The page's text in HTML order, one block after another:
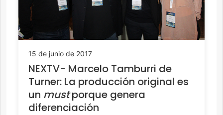
15 de junio de 2017
NEXTV- Marcelo Tamburri de
Turner: La producción original es
un mustporque genera
diferenciación